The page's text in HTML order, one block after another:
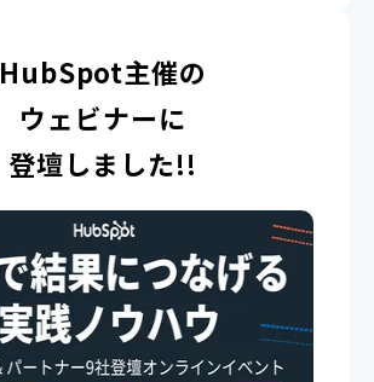
HubSpot主催の
ウェビナーに
登壇しました!!